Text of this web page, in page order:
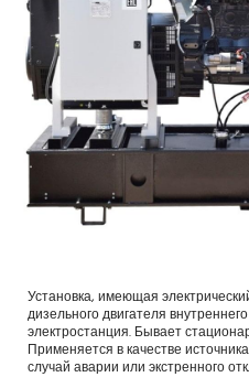
Установка, имеющая
дизельного двигателя
электростанция. Бывает
Применяется в качестве
случай аварии или экстренного